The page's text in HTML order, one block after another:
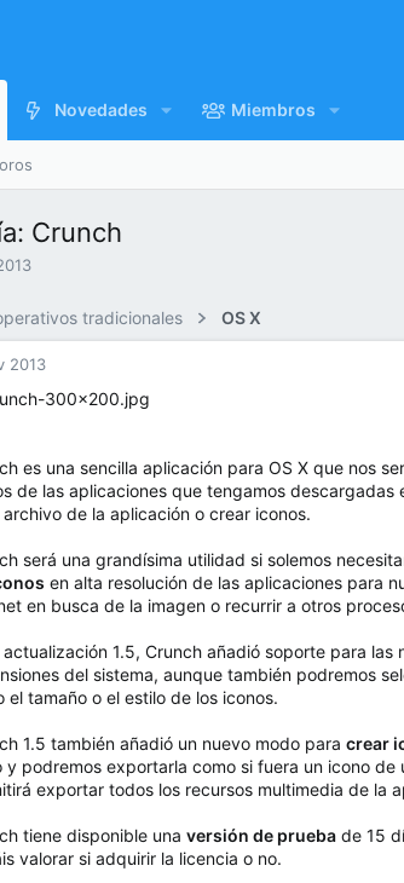
Novedades Miembros
Crunch
tradicionales OS X
2013
es una sencilla aplicación para OS X que nos
de las aplicaciones que tengamos
archivo de la aplicación o crear iconos.
será una grandísima utilidad si solemos
en alta resolución de las aplicaciones para
en busca de la imagen o recurrir a otros
actualización 1.5, Crunch añadió soporte para las
del sistema, aunque también podremos
el tamaño o el estilo de los iconos.
1.5 también añadió un nuevo modo para crear
y podremos exportarla como si fuera un icono
exportar todos los recursos multimedia de la
tiene disponible una versión de prueba de 15
valorar si adquirir la licencia o no.